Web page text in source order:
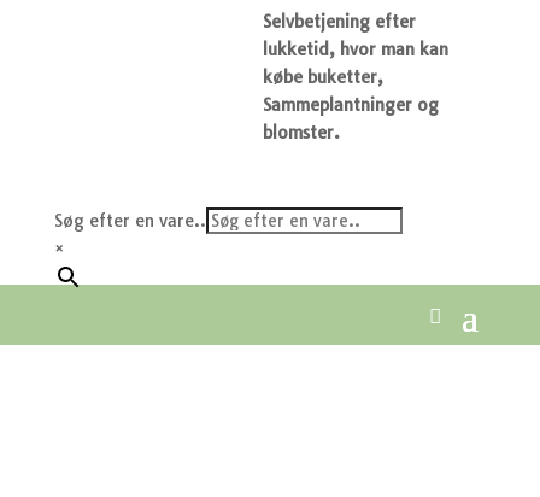
Selvbetjening efter
lukketid, hvor man kan
købe buketter,
Sammeplantninger og
blomster.
Søg efter en vare..
×